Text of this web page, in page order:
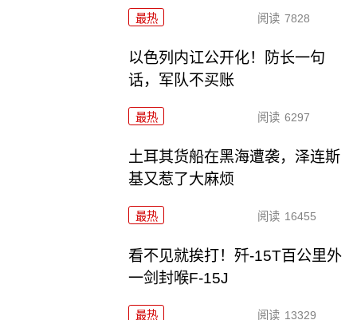
最热 阅读 7828
以色列内讧公开化！防长一句
话，军队不买账
最热 阅读 6297
土耳其货船在黑海遭袭，泽连斯
基又惹了大麻烦
最热 阅读 16455
看不见就挨打！歼-15T百公里外
一剑封喉F-15J
最热 阅读 13329